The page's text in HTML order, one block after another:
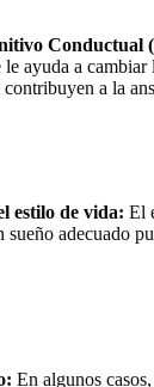
Conductual
le ayuda a
a la
estilo de vida: El
sueño adecuado
En algunos